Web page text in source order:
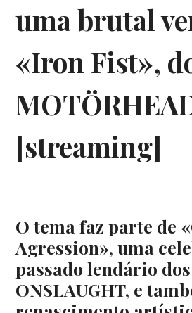
uma brutal
«Iron Fist»,
[streaming]
O tema faz parte de
Agression», uma
passado lendário dos
ONSLAUGHT, e